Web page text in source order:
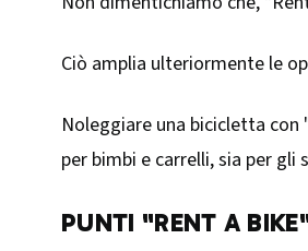
Ciò amplia ulteriormente le
Noleggiare una bicicletta con
per bimbi e carrelli, sia per gli
PUNTI "RENT A